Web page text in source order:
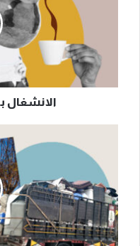
الانشغال
السوريّين
إلى
بلادهم
حلّ
أم
مشكلة؟